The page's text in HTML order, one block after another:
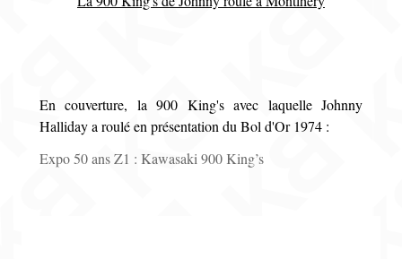
En couverture, la 900 King's avec laquelle Johnny
Halliday a roulé en présentation du Bol d'Or 1974 :
Expo 50 ans Z1 : Kawasaki 900 King’s